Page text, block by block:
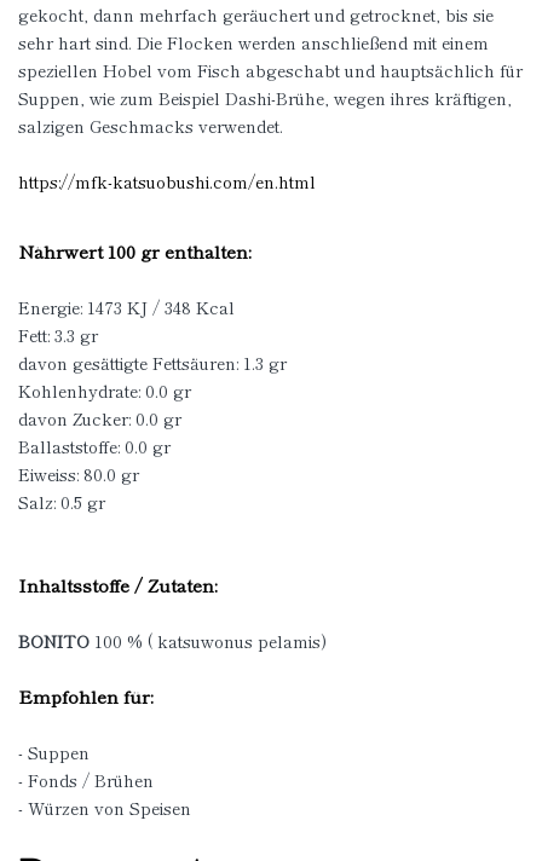
gekocht, dann mehrfach geräuchert und getrocknet, bis sie
sehr hart sind. Die Flocken werden anschließend mit einem
speziellen Hobel vom Fisch abgeschabt und hauptsächlich für
Suppen, wie zum Beispiel Dashi-Brühe, wegen ihres kräftigen,
salzigen Geschmacks verwendet.
https://mfk-katsuobushi.com/en.html
Nährwert 100 gr enthalten:
Energie: 1473 KJ / 348 Kcal
Fett: 3.3 gr
davon gesättigte Fettsäuren: 1.3 gr
Kohlenhydrate: 0.0 gr
davon Zucker: 0.0 gr
Ballaststoffe: 0.0 gr
Eiweiss: 80.0 gr
Salz: 0.5 gr
Inhaltsstoffe / Zutaten:
BONITO 100 % ( katsuwonus pelamis)
Empfohlen für:
- Suppen
- Fonds / Brühen
- Würzen von Speisen